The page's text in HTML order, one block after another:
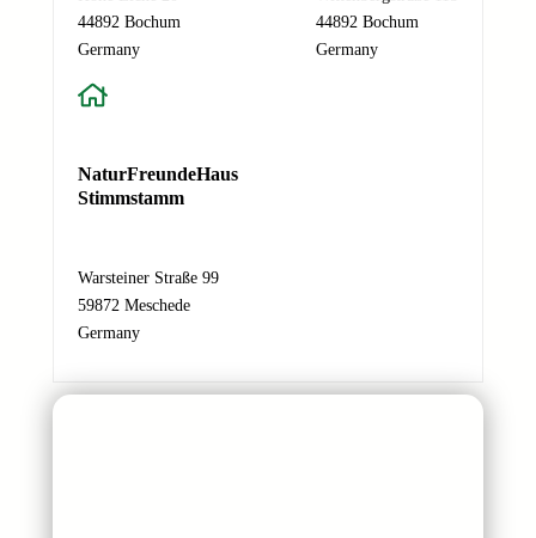
r
e
s
a
r
i
c
t
Absenden
44892 Bochum
Germany
44892 Bochum
Germany
NaturFreundeHaus
Stimmstamm
Warsteiner Straße 99
59872 Meschede
Germany